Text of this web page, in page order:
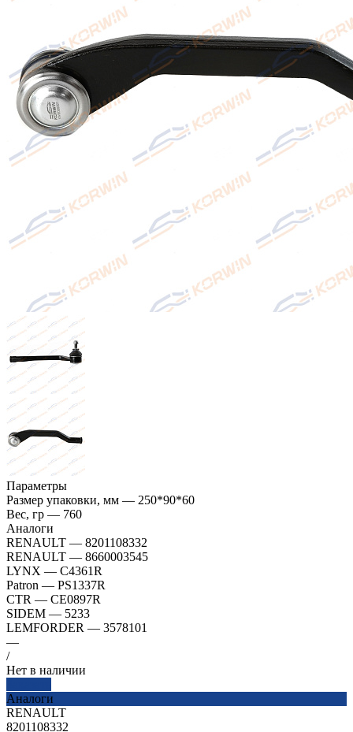
Параметры
Размер упаковки, мм — 250*90*60
Вес, гр — 760
Аналоги
RENAULT — 8201108332
RENAULT — 8660003545
LYNX — C4361R
Patron — PS1337R
CTR — CE0897R
SIDEM — 5233
LEMFORDER — 3578101
—
/
Нет в наличии
Аналоги
RENAULT
8201108332